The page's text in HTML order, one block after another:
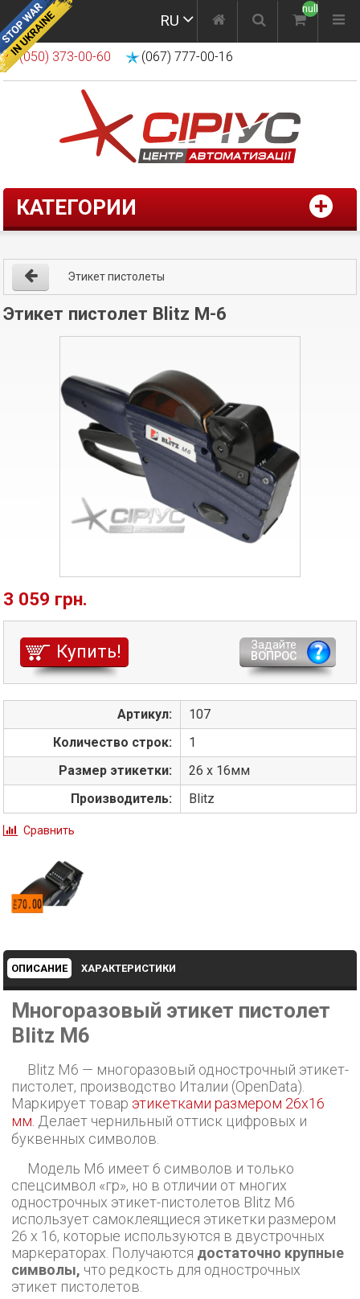
RU
null
(050) 373-00-60 (067) 777-00-16
КАТЕГОРИИ
Этикет пистолеты
Этикет пистолет Blitz M-6
3 059 грн.
Купить!
Задайте
ВОПРОС
Артикул:
107
Количество строк:
1
Размер этикетки:
26 х 16мм
Производитель:
Blitz
Сравнить
ОПИСАНИЕ ХАРАКТЕРИСТИКИ
Многоразовый этикет пистолет
Blitz M6
Blitz M6 — многоразовый однострочный этикет-
пистолет, производство Италии (OpenData).
Маркирует товар этикетками размером 26х16
мм. Делает чернильный оттиск цифровых и
буквенных символов.
Модель M6 имеет 6 символов и только
спецсимвол «гр», но в отличии от многих
однострочных этикет-пистолетов Blitz M6
использует самоклеящиеся этикетки размером
26 х 16, которые используются в двустрочных
маркераторах. Получаются достаточно крупные
символы, что редкость для однострочных
этикет пистолетов.